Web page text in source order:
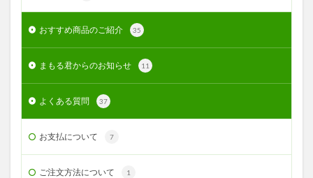
おすすめ商品のご紹介 35
まもる君からのお知らせ 11
よくある質問 37
お支払について 7
ご注文方法について 1